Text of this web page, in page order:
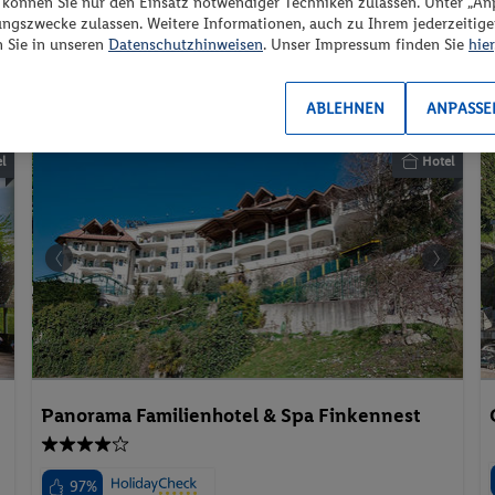
Frühstück
2 Pers. / 3 Nächte
/ 1052 € Gesamt
Hotel
Panorama Familienhotel & Spa Finkennest
97%
zulassen. Weitere Informationen, auch zu Ihrem
in unseren Datenschutzhinweisen. Unser Impressum finden Sie hier
ABLEHNEN